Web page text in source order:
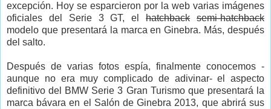
excepción. Hoy se esparcieron por la web varias imágenes
oficiales del Serie 3 GT, elhatchback
semi-hatchback
modelo que presentará la marca en Ginebra. Más, después
del salto.
Después de varias fotos espía, finalmente conocemos -
aunque no era muy complicado de adivinar- el aspecto
definitivo del BMW Serie 3 Gran Turismo que presentará la
marca bávara en el Salón de Ginebra 2013, que abrirá sus